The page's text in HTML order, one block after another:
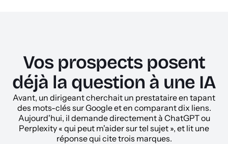
Vos prospects posent
déjà la question à une IA
Avant, un dirigeant cherchait un prestataire en tapant
des mots-clés sur Google et en comparant dix liens.
Aujourd'hui, il demande directement à ChatGPT ou
Perplexity « qui peut m'aider sur tel sujet », et lit une
réponse qui cite trois marques.